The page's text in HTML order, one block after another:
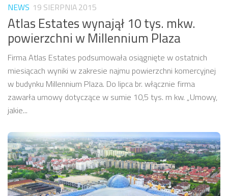
NEWS 19 SIERPNIA 2015
Atlas Estates wynajął 10 tys. mkw.
powierzchni w Millennium Plaza
Firma Atlas Estates podsumowała osiągnięte w ostatnich
miesiącach wyniki w zakresie najmu powierzchni komercyjnej
w budynku Millennium Plaza. Do lipca br. włącznie firma
zawarła umowy dotyczące w sumie 10,5 tys. m kw. „Umowy,
jakie...